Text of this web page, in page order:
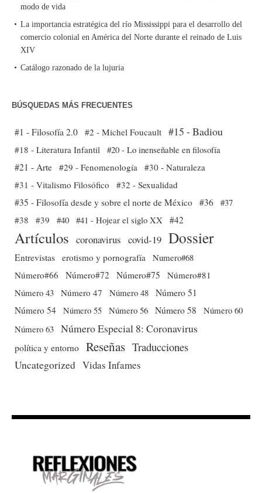
modo de vida
La importancia estratégica del río Mississippi para el desarrollo del
comercio colonial en América del Norte durante el reinado de Luis
XIV
Catálogo razonado de la lujuria
BÚSQUEDAS MÁS FRECUENTES
#1 - Filosofía 2.0 #2 - Michel Foucault #15 - Badiou
#18 - Literatura Infantil #20 - Lo inenseñable en filosofía
#21 - Arte #29 - Fenomenología
#30 - Naturaleza
#31 - Vitalismo Filosófico
#32 - Sexualidad
#35 - Filosofía desde y sobre el norte de México #36 #37
#38
#39 #40 #41 - Hojear el siglo XX #42
Artículos coronavirus covid-19 Dossier
Entrevistas erotismo y pornografía
Numero#68
Número#66
Número#72 Número#75
Número#81
Número 43 Número 47 Número 48 Número 51
Número 54 Número 55 Número 56 Número 58
Número 60
Número 63 Número Especial 8: Coronavirus
política y entorno Reseñas Traducciones
Uncategorized Vidas Infames